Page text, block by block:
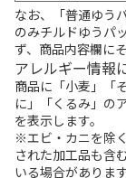
なお、「普通ゆう
のみチルドゆうパ
ず、商品内容欄に
アレルギー情報
商品に「小麦」「
に」「くるみ」の
を表示します。
※エビ・カニを除
された加工品も含
いる場合がありま